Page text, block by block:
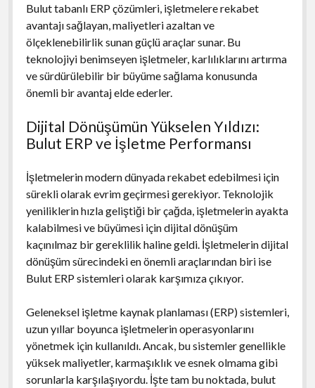
Bulut tabanlı ERP çözümleri, işletmelere rekabet
avantajı sağlayan, maliyetleri azaltan ve
ölçeklenebilirlik sunan güçlü araçlar sunar. Bu
teknolojiyi benimseyen işletmeler, karlılıklarını artırma
ve sürdürülebilir bir büyüme sağlama konusunda
önemli bir avantaj elde ederler.
Dijital Dönüşümün Yükselen Yıldızı:
Bulut ERP ve İşletme Performansı
İşletmelerin modern dünyada rekabet edebilmesi için
sürekli olarak evrim geçirmesi gerekiyor. Teknolojik
yeniliklerin hızla geliştiği bir çağda, işletmelerin ayakta
kalabilmesi ve büyümesi için dijital dönüşüm
kaçınılmaz bir gereklilik haline geldi. İşletmelerin dijital
dönüşüm sürecindeki en önemli araçlarından biri ise
Bulut ERP sistemleri olarak karşımıza çıkıyor.
Geleneksel işletme kaynak planlaması (ERP) sistemleri,
uzun yıllar boyunca işletmelerin operasyonlarını
yönetmek için kullanıldı. Ancak, bu sistemler genellikle
yüksek maliyetler, karmaşıklık ve esnek olmama gibi
sorunlarla karşılaşıyordu. İşte tam bu noktada, bulut